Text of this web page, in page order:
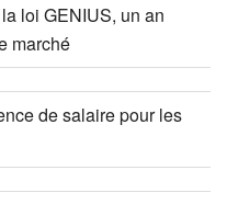
loi GENIUS, un an
marché
de salaire pour les